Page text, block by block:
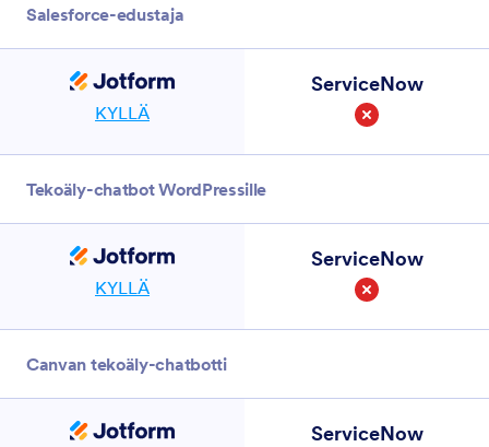
Salesforce-edustaja
KYLLÄ
ServiceNow
Tekoäly-chatbot WordPressille
KYLLÄ
ServiceNow
Canvan tekoäly-chatbotti
ServiceNow